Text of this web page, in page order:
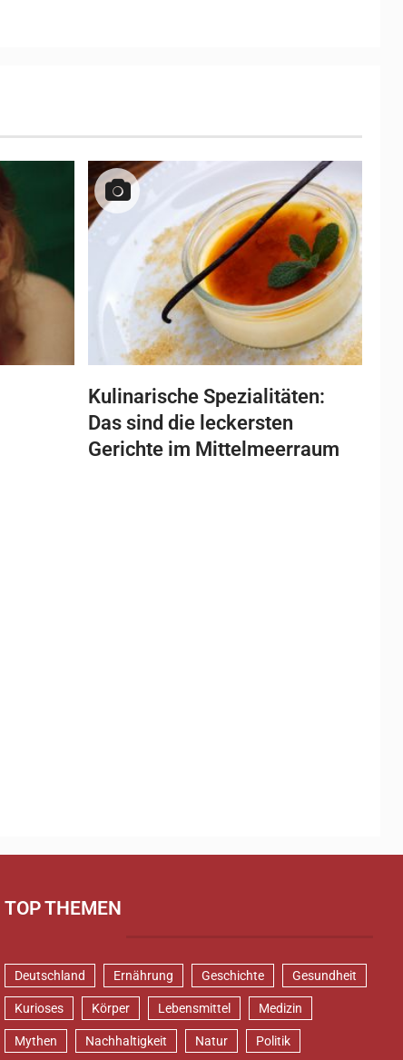
Kulinarische Spezialitäten:
Das sind die leckersten
Gerichte im Mittelmeerraum
TOP THEMEN
Deutschland Ernährung Geschichte Gesundheit
Kurioses Körper Lebensmittel Medizin
Mythen Nachhaltigkeit Natur Politik